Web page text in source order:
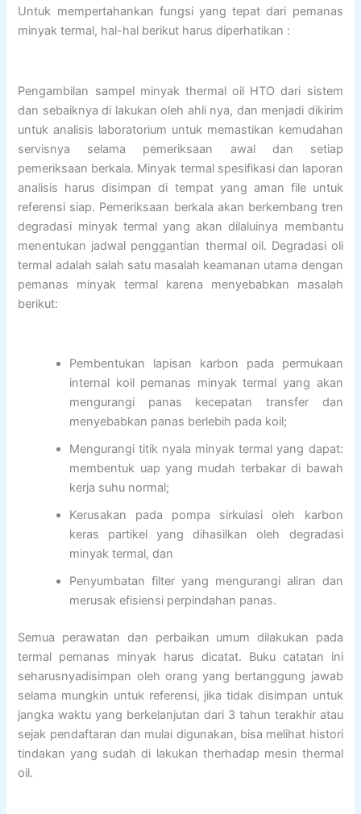
Untuk mempertahankan fungsi yang tepat dari pemanas
minyak termal, hal-hal berikut harus diperhatikan :
Pengambilan sampel minyak thermal oil HTO dari sistem
dan sebaiknya di lakukan oleh ahli nya, dan menjadi dikirim
untuk analisis laboratorium untuk memastikan kemudahan
servisnya selama pemeriksaan awal dan setiap
pemeriksaan berkala. Minyak termal spesifikasi dan laporan
analisis harus disimpan di tempat yang aman file untuk
referensi siap. Pemeriksaan berkala akan berkembang tren
degradasi minyak termal yang akan dilaluinya membantu
menentukan jadwal penggantian thermal oil. Degradasi oli
termal adalah salah satu masalah keamanan utama dengan
pemanas minyak termal karena menyebabkan masalah
berikut:
Pembentukan lapisan karbon pada permukaan
internal koil pemanas minyak termal yang akan
mengurangi panas kecepatan transfer dan
menyebabkan panas berlebih pada koil;
Mengurangi titik nyala minyak termal yang dapat:
membentuk uap yang mudah terbakar di bawah
kerja suhu normal;
Kerusakan pada pompa sirkulasi oleh karbon
keras partikel yang dihasilkan oleh degradasi
minyak termal, dan
Penyumbatan filter yang mengurangi aliran dan
merusak efisiensi perpindahan panas.
Semua perawatan dan perbaikan umum dilakukan pada
termal pemanas minyak harus dicatat. Buku catatan ini
seharusnyadisimpan oleh orang yang bertanggung jawab
selama mungkin untuk referensi, jika tidak disimpan untuk
jangka waktu yang berkelanjutan dari 3 tahun terakhir atau
sejak pendaftaran dan mulai digunakan, bisa melihat histori
tindakan yang sudah di lakukan therhadap mesin thermal
oil.